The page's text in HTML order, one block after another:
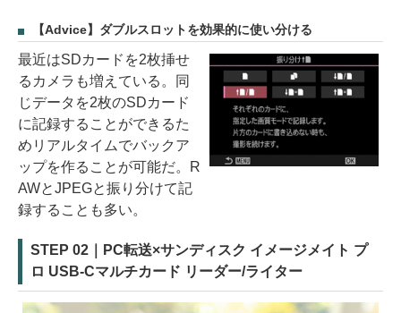
【Advice】ダブルスロットを効果的に使い分ける
最近はSDカードを2枚挿せ
るカメラも増えている。同
じデータを2枚のSDカード
に記録することができるた
めリアルタイムでバックア
ップを作ることが可能だ。R
AWとJPEGと振り分けて記
録することも多い。
STEP 02｜PC転送×サンディスク イメージメイト プ
ロ USB-Cマルチカード リーダー/ライター